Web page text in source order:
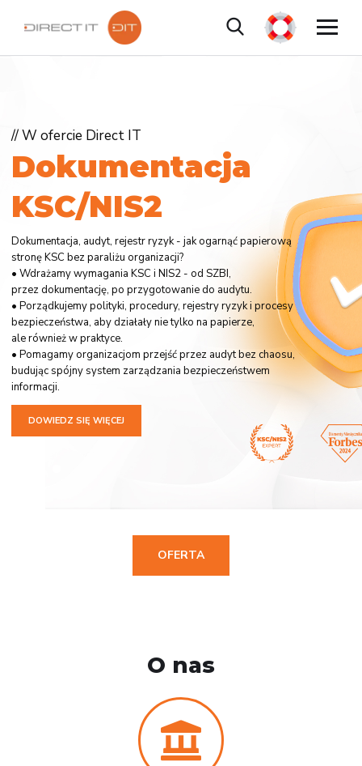
Dokumentacja
KSC/NIS2
Dokumentacja, audyt, rejestr ryzyk - jak ogarnąć papierową
stronę KSC bez paraliżu organizacji?
• Wdrażamy wymagania KSC i NIS2 - od SZBI,
przez dokumentację, po przygotowanie do audytu.
• Porządkujemy polityki, procedury, rejestry ryzyk i procesy
bezpieczeństwa, aby działały nie tylko na papierze,
ale również w praktyce.
• Pomagamy organizacjom przejść przez audyt bez chaosu,
budując spójny system zarządzania bezpieczeństwem
informacji.
// W ofercie Direct IT
DOWIEDZ SIĘ WIĘCEJ
OFERTA
O nas